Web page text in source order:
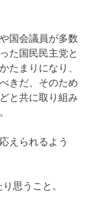
国会議員が多数
た国民民主党と
たまりになり、
きだ、そのため
と共に取り組み
えられるよう
思うこと。